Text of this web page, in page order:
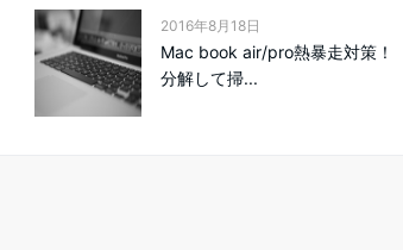
2016年8月18日
Mac book air/pro熱暴走対策！
分解して掃...